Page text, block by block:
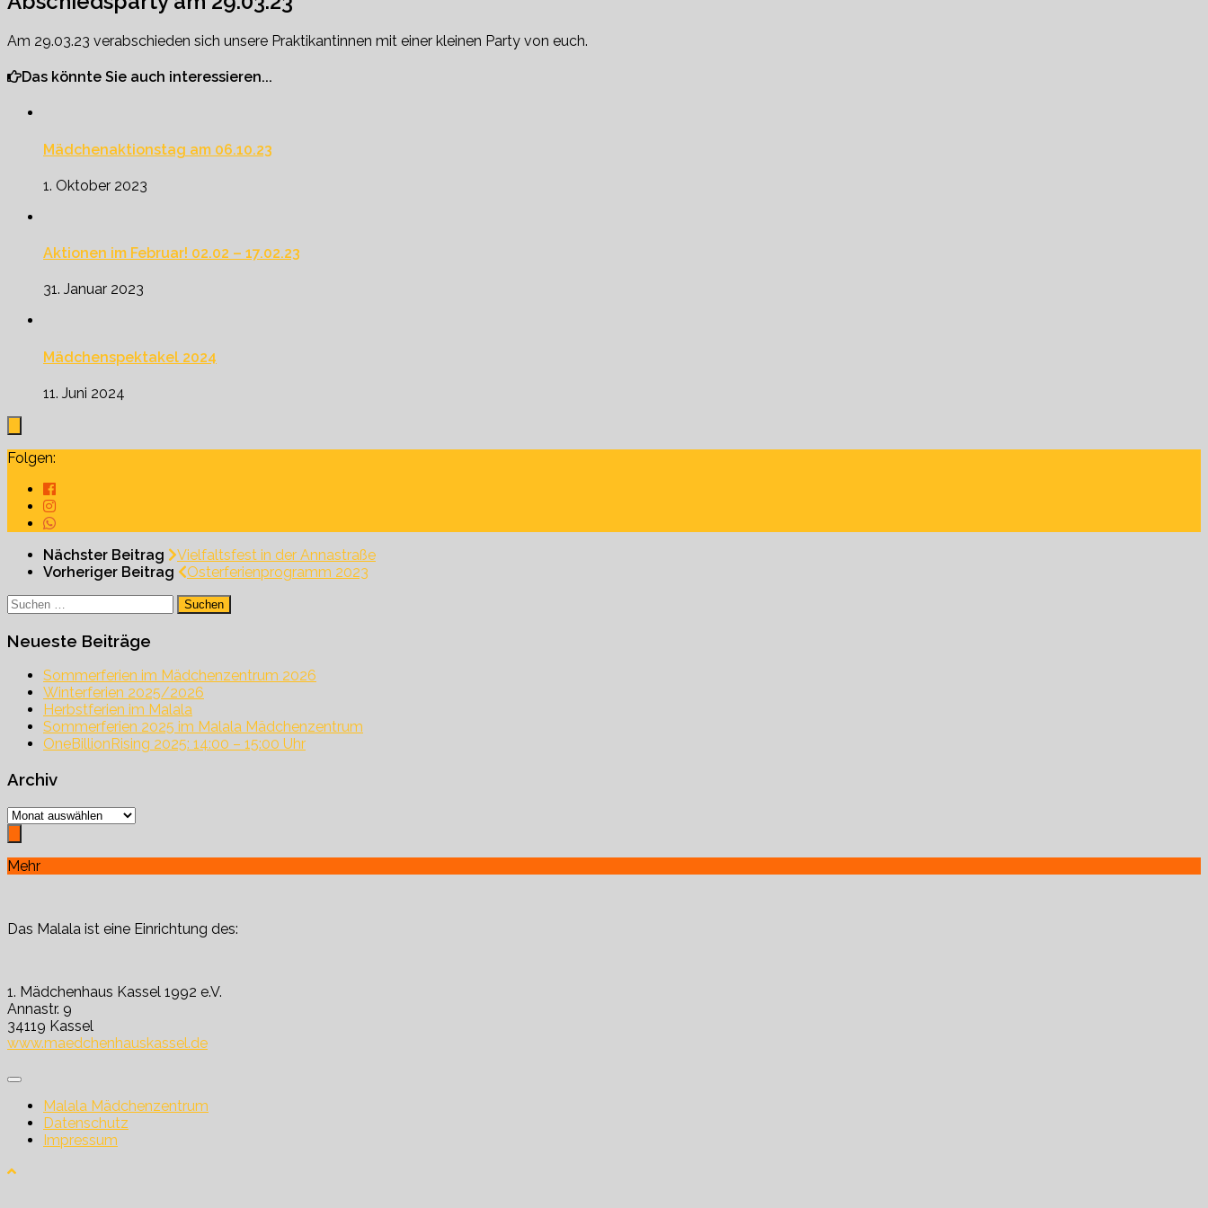
Am 29.03.23 verabschieden sich unsere Praktikantinnen mit einer kleinen Party von euch.
Das könnte Sie auch interessieren...
Mädchenaktionstag am 06.10.23
1. Oktober 2023
Aktionen im Februar! 02.02 – 17.02.23
31. Januar 2023
Mädchenspektakel 2024
11. Juni 2024
Folgen:
Nächster Beitrag
Vielfaltsfest in der Annastraße
Vorheriger Beitrag
Osterferienprogramm 2023
Suchen
nach:
Neueste Beiträge
Sommerferien im Mädchenzentrum 2026
Winterferien 2025/2026
Herbstferien im Malala
Sommerferien 2025 im Malala Mädchenzentrum
OneBillionRising 2025: 14:00 – 15:00 Uhr
Archiv
Archiv
Mehr
Das Malala ist eine Einrichtung des:
1. Mädchenhaus Kassel 1992 e.V.
Annastr. 9
34119 Kassel
www.maedchenhauskassel.de
Malala Mädchenzentrum
Datenschutz
Impressum